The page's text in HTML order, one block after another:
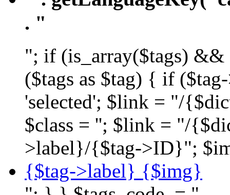
. "
"; if (is_array($tags) &&
($tags as $tag) { if
'selected'; $link = "/
$class = ''; $link = "/
>label}/{$tag->ID}";
{$tag->label} {$img}